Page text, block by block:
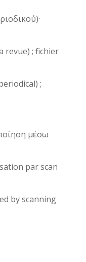
revue) ; fichier
;
μέσω
par scan
by scanning